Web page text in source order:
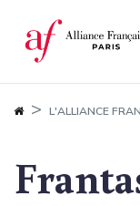
Panneau de
L'ALLIANCE